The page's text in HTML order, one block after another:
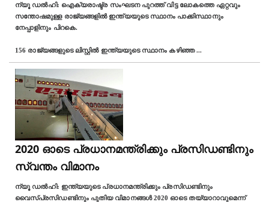
ന്യൂ ഡല്‍ഹി: ഐക്യരാഷ്ട്ര സംഘടന പുറത്ത് വിട്ട ലോകത്തെ ഏറ്റവും
സന്തോഷമുള്ള രാജ്യങ്ങളില്‍ ഇന്ത്യയുടെ സ്ഥാനം പാക്കിസ്ഥാനും
നേപ്പാളിനും പിറകെ.
156 രാജ്യങ്ങളുടെ ലിസ്റ്റില്‍ ഇന്ത്യയുടെ സ്ഥാനം കഴിഞ്ഞ...
2020 ഓടെ പ്രധാനമന്ത്രിക്കും പ്രസിഡണ്ടിനും
സ്വന്തം വിമാനം
ന്യൂ ഡല്‍ഹി: ഇന്ത്യയുടെ പ്രധാനമന്ത്രിക്കും പ്രസിഡണ്ടിനും
വൈസ്പ്രസിഡണ്ടിനും പുതിയ വിമാനങ്ങള്‍ 2020 ഓടെ തയ്യാറാവുമെന്ന്